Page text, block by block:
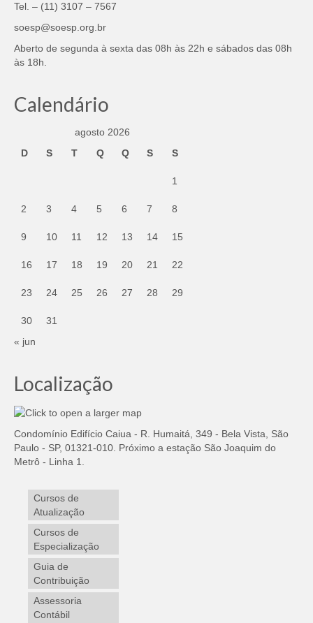
Tel. – (11) 3107 – 7567
soesp@soesp.org.br
Aberto de segunda à sexta das 08h às 22h e sábados das 08h
às 18h.
Calendário
agosto 2026
D
S T Q Q S S
1
2 3 4 5 6 7 8
9 10 11 12 13 14 15
16 17 18 19 20 21 22
23 24 25 26 27 28 29
30
31
« jun
Localização
Condomínio Edifício Caiua - R. Humaitá, 349 - Bela Vista, São
Paulo - SP, 01321-010. Próximo a estação São Joaquim do
Metrô - Linha 1.
Cursos de
Atualização
Cursos de
Especialização
Guia de
Contribuição
Assessoria
Contábil